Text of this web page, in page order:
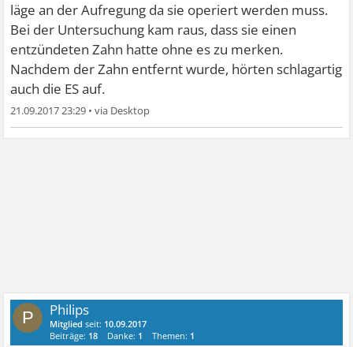
läge an der Aufregung da sie operiert werden muss.
Bei der Untersuchung kam raus, dass sie einen
entzündeten Zahn hatte ohne es zu merken.
Nachdem der Zahn entfernt wurde, hörten schlagartig
auch die ES auf.
21.09.2017 23:29 •
P Philips
Mitglied seit: 10.09.2017
Beiträge: 18 Danke: 1 Themen: 1